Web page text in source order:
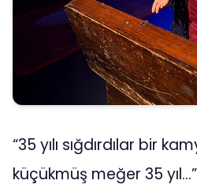
“35 yılı sığdırdılar bir
küçükmüş meğer 35 yıl…”